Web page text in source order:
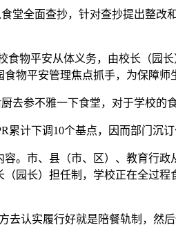
全面查抄，针对查抄提出整改
物平安从体义务，由校长（园
物平安管理焦点抓手，为保障师
参不雅一下食堂，对于学校的食
计下调10个基点，因而部门沉订
市、县（市、区）、教育行政
园长）担任制，学校正在全过
认实履行好就是陪餐轨制，然